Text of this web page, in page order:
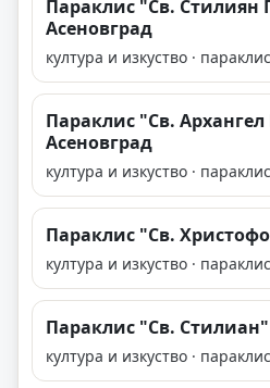
Параклис "Св. Стилиян
Асеновград
култура и изкуство ·
Параклис "Св.
Асеновград
култура и изкуство ·
Параклис "Св.
култура и изкуство ·
Параклис "Св. Стилиан"
култура и изкуство ·